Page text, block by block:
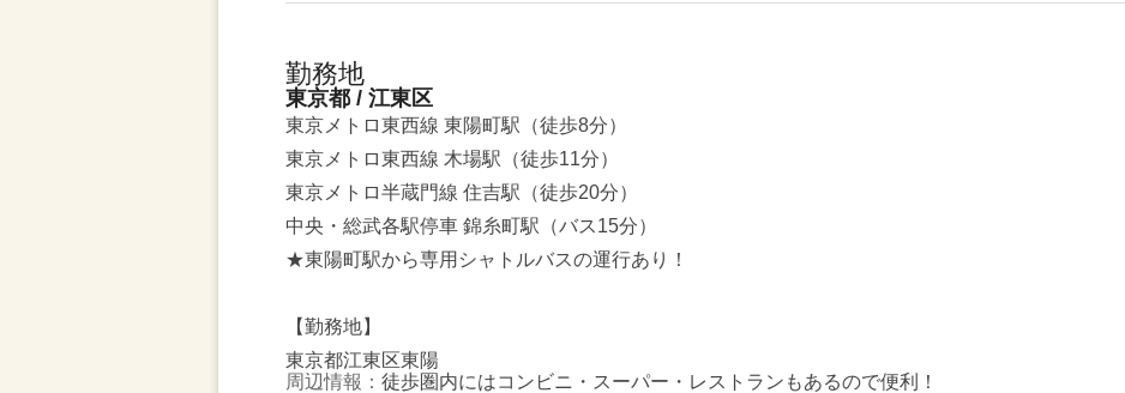
勤務地
東京都 / 江東区
東京メトロ東西線 東陽町駅（徒歩8分）
東京メトロ東西線 木場駅（徒歩11分）
東京メトロ半蔵門線 住吉駅（徒歩20分）
中央・総武各駅停車 錦糸町駅（バス15分）
★東陽町駅から専用シャトルバスの運行あり！
【勤務地】
東京都江東区東陽
周辺情報： 徒歩圏内にはコンビニ・スーパー・レストランもあるので便利！